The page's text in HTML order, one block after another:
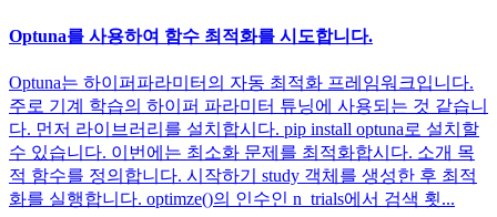
Optuna를 사용하여 함수 최적화를 시도합니다.
Optuna는 하이퍼파라미터의 자동 최적화 프레임워크입니다.
주로 기계 학습의 하이퍼 파라미터 튜닝에 사용되는 것 같습니
다. 먼저 라이브러리를 설치합시다. pip install optuna로 설치할
수 있습니다. 이번에는 최소화 문제를 최적화합시다. 소개 목
적 함수를 정의합니다. 시작하기 study 객체를 생성한 후 최적
화를 실행합니다. optimze()의 인수인 n_trials에서 검색 횟...